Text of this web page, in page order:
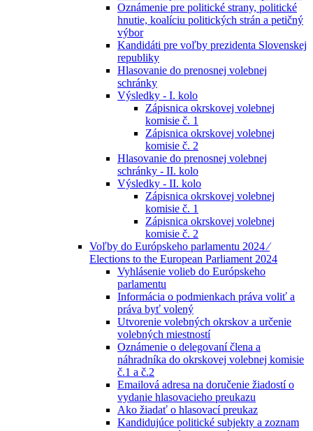
Oznámenie pre politické strany, politické
hnutie, koalíciu politických strán a petičný
výbor
Kandidáti pre voľby prezidenta Slovenskej
republiky
Hlasovanie do prenosnej volebnej
schránky
Výsledky - I. kolo
Zápisnica okrskovej volebnej
komisie č. 1
Zápisnica okrskovej volebnej
komisie č. 2
Hlasovanie do prenosnej volebnej
schránky - II. kolo
Výsledky - II. kolo
Zápisnica okrskovej volebnej
komisie č. 1
Zápisnica okrskovej volebnej
komisie č. 2
Voľby do Európskeho parlamentu 2024 ⁄
Elections to the European Parliament 2024
Vyhlásenie volieb do Európskeho
parlamentu
Informácia o podmienkach práva voliť a
práva byť volený
Utvorenie volebných okrskov a určenie
volebných miestností
Oznámenie o delegovaní člena a
náhradníka do okrskovej volebnej komisie
č.1 a č.2
Emailová adresa na doručenie žiadostí o
vydanie hlasovacieho preukazu
Ako žiadať o hlasovací preukaz
Kandidujúce politické subjekty a zoznam